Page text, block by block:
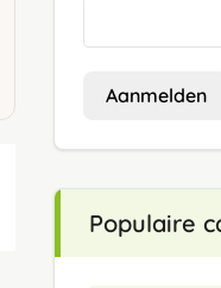
Aanmelden
Populaire